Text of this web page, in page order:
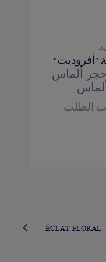
ألماس
الطلب
ÉCLAT FLORAL